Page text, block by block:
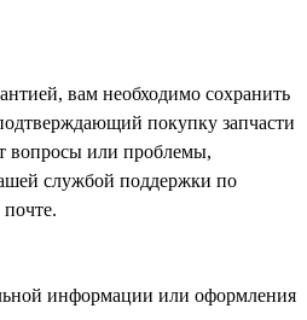
вам необходимо сохранить
покупку запчасти
вопросы или проблемы,
службой поддержки по
информации или оформления